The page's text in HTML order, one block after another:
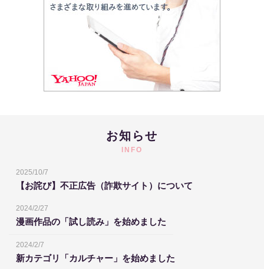
お知らせ
INFO
2025/10/7
【お詫び】不正広告（詐欺サイト）について
2024/2/27
漫画作品の「試し読み」を始めました
2024/2/7
新カテゴリ「カルチャー」を始めました